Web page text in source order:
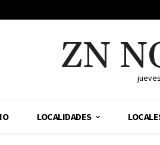
ZN
LOCALIDADES